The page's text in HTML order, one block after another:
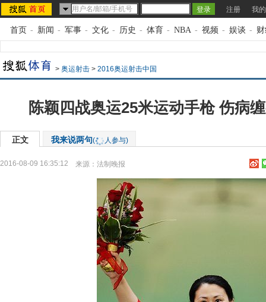
注册 我
首页 - 新闻 - 军事 - 文化 - 历史 - 体育 - NBA - 视频 - 娱谈 -
> 奥运射击 > 2016奥运射击中国
陈颖四战奥运25米运动手枪 伤病
正文 我来说两句( 人参与)
2016-08-09 16:35:12 来源： 法制晚报